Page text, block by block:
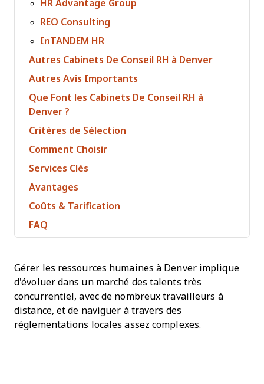
HR Advantage Group
REO Consulting
InTANDEM HR
Autres Cabinets De Conseil RH à Denver
Autres Avis Importants
Que Font les Cabinets De Conseil RH à
Denver ?
Critères de Sélection
Comment Choisir
Services Clés
Avantages
Coûts & Tarification
FAQ
Gérer les ressources humaines à Denver implique
d'évoluer dans un marché des talents très
concurrentiel, avec de nombreux travailleurs à
distance, et de naviguer à travers des
réglementations locales assez complexes.